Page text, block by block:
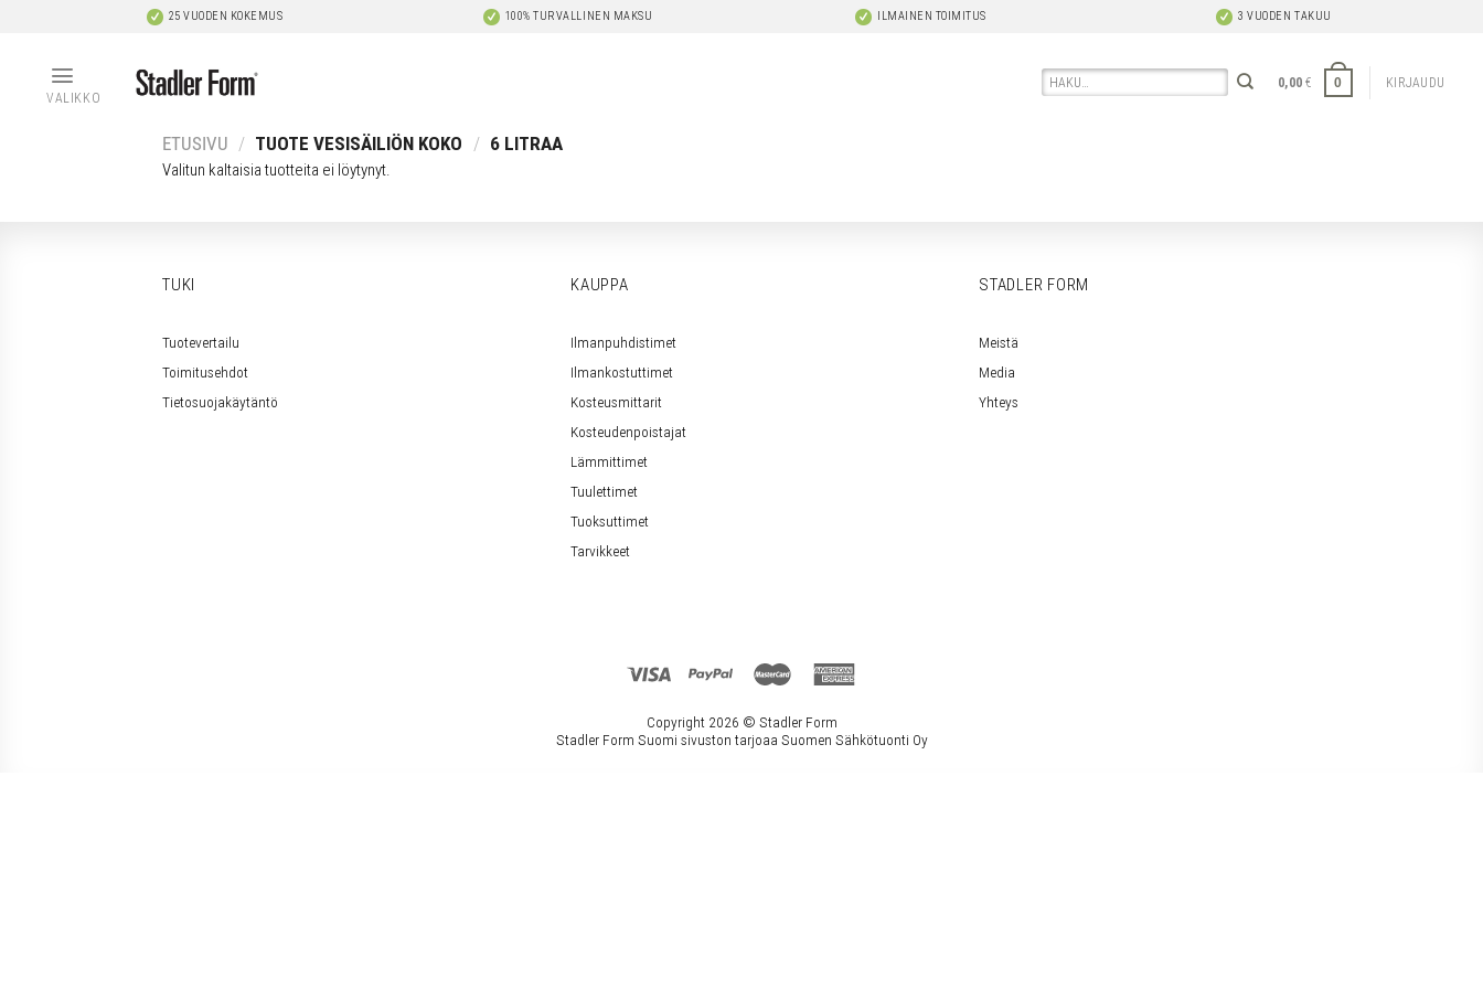
25 VUODEN KOKEMUS 100% TURVALLINEN MAKSU ILMAINEN TOIMITUS 3 VUODEN TAKUU
VALIKKO
Etsi:
0,00€ 0 KIRJAUDU
ETUSIVU / TUOTE VESISÄILIÖN KOKO / 6 LITRAA
Valitun kaltaisia tuotteita ei löytynyt.
TUKI
Tuotevertailu
Toimitusehdot
Tietosuojakäytäntö
KAUPPA
Ilmanpuhdistimet
Ilmankostuttimet
Kosteusmittarit
Kosteudenpoistajat
Lämmittimet
Tuulettimet
Tuoksuttimet
Tarvikkeet
STADLER FORM
Meistä
Media
Yhteys
Copyright 2026 © Stadler Form
Stadler Form Suomi sivuston tarjoaa Suomen Sähkötuonti Oy